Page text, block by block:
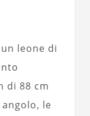
leone di
di 88 cm
le